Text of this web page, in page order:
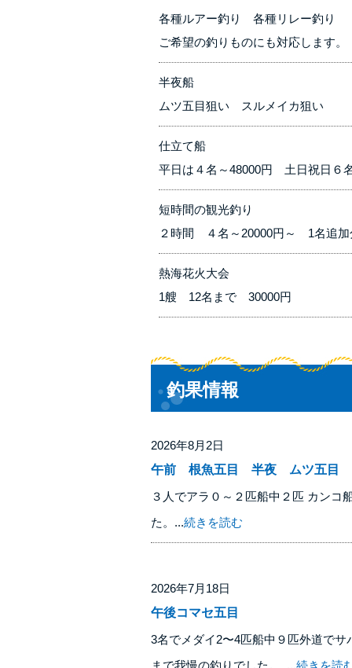
各種ルアー釣り 各種リレー釣り
ご希望の釣りものにも対応します。
半夜船
ムツ五目狙い スルメイカ狙い
仕立て船
平日は４名～48000円 土日祝日６
短時間の観光釣り
２時間 ４名～20000円～ 1名追
熱海花火大会
1艘 12名まで 30000円
釣果情報
2026年8月2日
午前 根魚五目 半夜 ムツ五目
３人でアラ０～２匹船中２匹 カン
た。...続きを読む
2026年7月18日
午後コマセ五目
3名でメダイ2〜4匹船中９匹外道で